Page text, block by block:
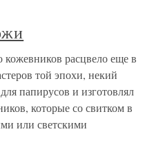
расцвело еще в
той эпохи, некий
папирусов и изготовлял
которые со свитком в
или светскими